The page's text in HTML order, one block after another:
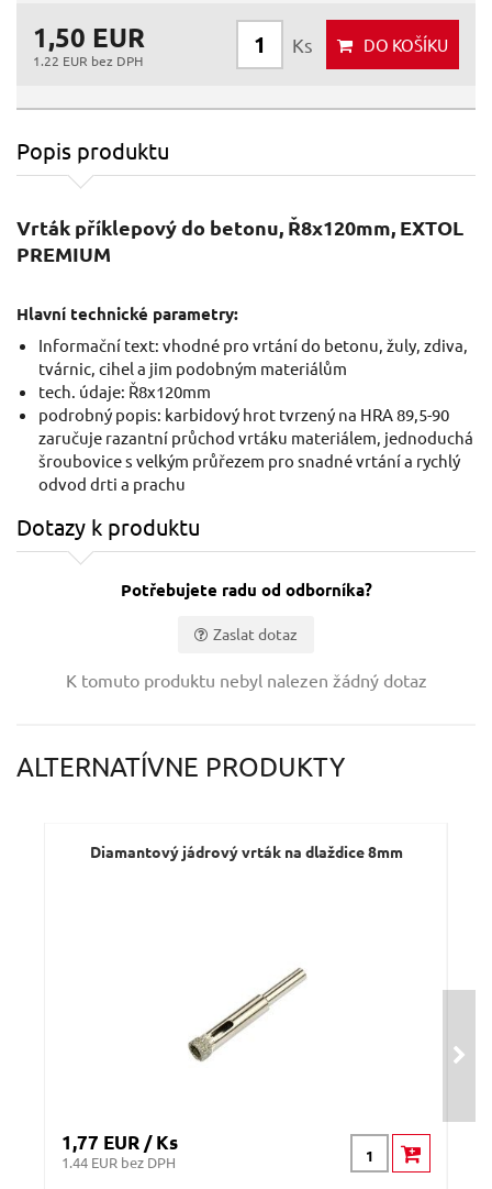
1,50 EUR
1.22 EUR bez DPH
Ks DO KOŠÍKU
Popis produktu
Vrták příklepový do betonu, Ř8x120mm, EXTOL
PREMIUM
Hlavní technické parametry:
Informační text: vhodné pro vrtání do betonu, žuly, zdiva,
tvárnic, cihel a jim podobným materiálům
tech. údaje: Ř8x120mm
podrobný popis: karbidový hrot tvrzený na HRA 89,5-90
zaručuje razantní průchod vrtáku materiálem, jednoduchá
šroubovice s velkým průřezem pro snadné vrtání a rychlý
odvod drti a prachu
Dotazy k produktu
Potřebujete radu od odborníka?
Zaslat dotaz
K tomuto produktu nebyl nalezen žádný dotaz
ALTERNATÍVNE PRODUKTY
Diamantový jádrový vrták na dlaždice 8mm
1,77 EUR / Ks
1.44 EUR bez DPH